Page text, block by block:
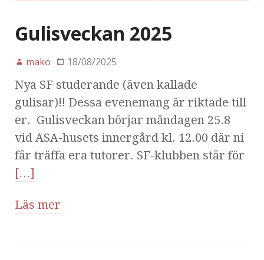
Gulisveckan 2025
mako 18/08/2025
Nya SF studerande (även kallade
gulisar)!! Dessa evenemang är riktade till
er. Gulisveckan börjar måndagen 25.8
vid ASA-husets innergård kl. 12.00 där ni
får träffa era tutorer. SF-klubben står för
[…]
Läs mer